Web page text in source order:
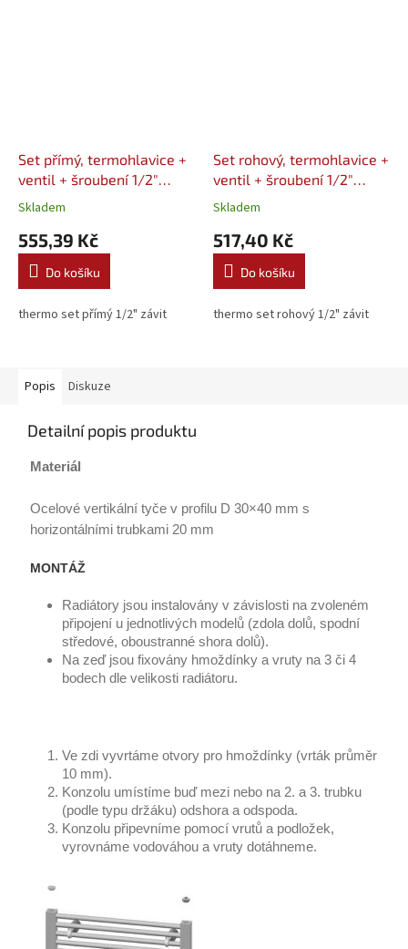
Set přímý, termohlavice +
ventil + šroubení 1/2"
VALVEX
Skladem
555,39 Kč
Do košíku
thermo set přímý 1/2" závit
Set rohový, termohlavice +
ventil + šroubení 1/2"
VALVEX
Skladem
517,40 Kč
Do košíku
thermo set rohový 1/2" závit
Popis Diskuze
Detailní popis produktu
Materiál
Ocelové vertikální tyče v profilu D 30×40 mm s
horizontálními trubkami 20 mm
MONTÁŽ
Radiátory jsou instalovány v závislosti na zvoleném
připojení u jednotlivých modelů (zdola dolů, spodní
středové, oboustranné shora dolů).
Na zeď jsou fixovány hmoždínky a vruty na 3 či 4
bodech dle velikosti radiátoru.
Ve zdi vyvrtáme otvory pro hmoždínky (vrták průměr
10 mm).
Konzolu umístíme buď mezi nebo na 2. a 3. trubku
(podle typu držáku) odshora a odspoda.
Konzolu připevníme pomocí vrutů a podložek,
vyrovnáme vodováhou a vruty dotáhneme.